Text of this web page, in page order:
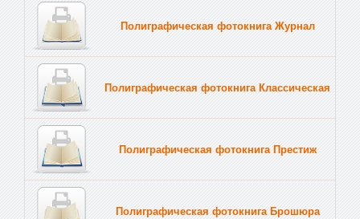
Полиграфическая фотокнига Журнал
Полиграфическая фотокнига Классическая
Полиграфическая фотокнига Престиж
Полиграфическая фотокнига Брошюра